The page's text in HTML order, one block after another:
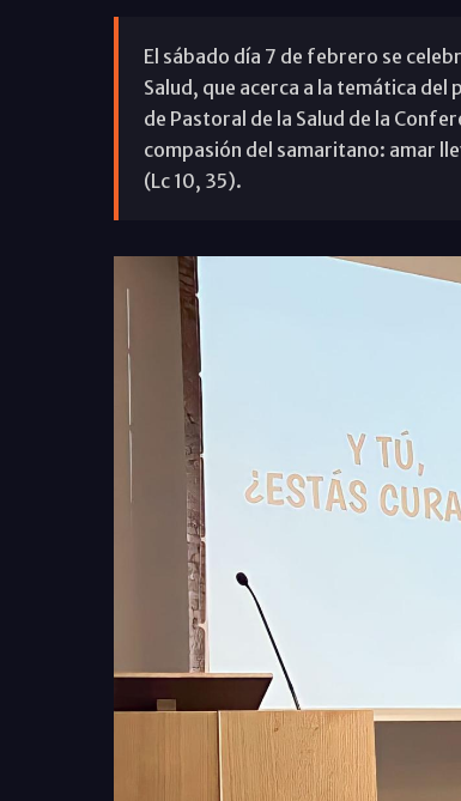
El sábado día 7 de febrero se
Salud, que acerca a la temática
de Pastoral de la Salud de la
compasión del samaritano: amar
(Lc 10, 35).